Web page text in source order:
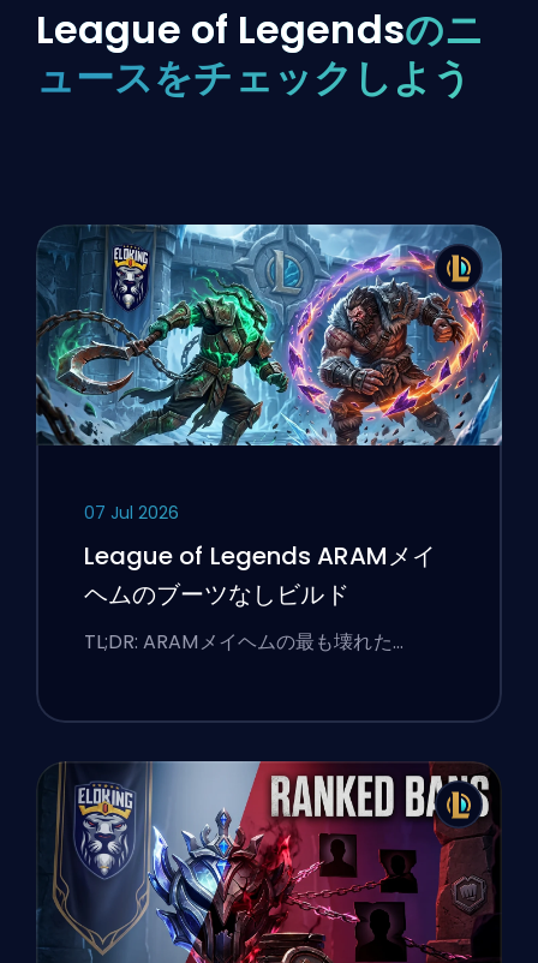
League of Legendsのニ
ュースをチェックしよう
07 Jul 2026
League of Legends ARAMメイ
ヘムのブーツなしビルド
TL;DR: ARAMメイヘムの最も壊れた…